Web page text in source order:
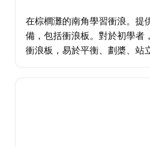
在棕櫚灘的南角學習衝浪。提
備，包括衝浪板。對於初學者
衝浪板，易於平衡、劃槳、站